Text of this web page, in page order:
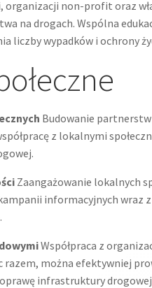
organizacji non-profit oraz
na drogach. Wspólna
liczby wypadków i ochrony
Budowanie partnerstw
z lokalnymi
Zaangażowanie lokalnych
informacyjnych wraz
Współpraca z
razem, można efektywniej
infrastruktury